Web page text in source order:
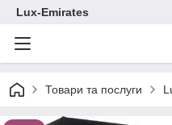
Lux-Emirates
Товари та послуги